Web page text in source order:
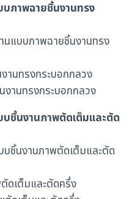
บภาพฉายชิ้นงานทรง
นแบบภาพฉายชิ้นงานทรง
านทรงกระบอกกลวง
งานทรงกระบอกกลวง
บชิ้นงานภาพตัดเต็มและตัด
บชิ้นงานภาพตัดเต็มและตัด
ดเต็มและตัดครึ่ง